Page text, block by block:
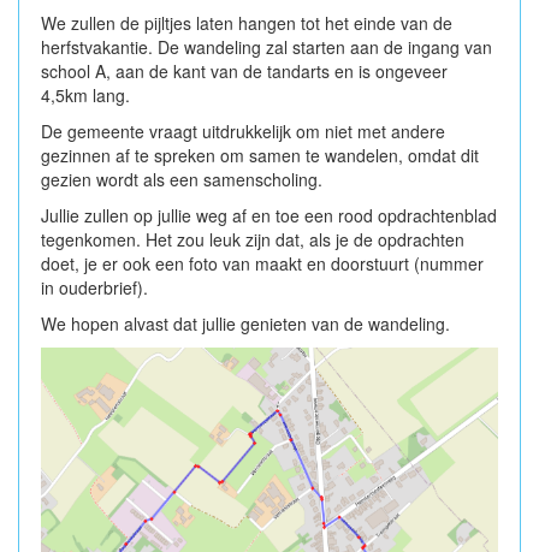
We zullen de pijltjes laten hangen tot het einde van de
herfstvakantie. De wandeling zal starten aan de ingang van
school A, aan de kant van de tandarts en is ongeveer
4,5km lang.
De gemeente vraagt uitdrukkelijk om niet met andere
gezinnen af te spreken om samen te wandelen, omdat dit
gezien wordt als een samenscholing.
Jullie zullen op jullie weg af en toe een rood opdrachtenblad
tegenkomen. Het zou leuk zijn dat, als je de opdrachten
doet, je er ook een foto van maakt en doorstuurt (nummer
in ouderbrief).
We hopen alvast dat jullie genieten van de wandeling.